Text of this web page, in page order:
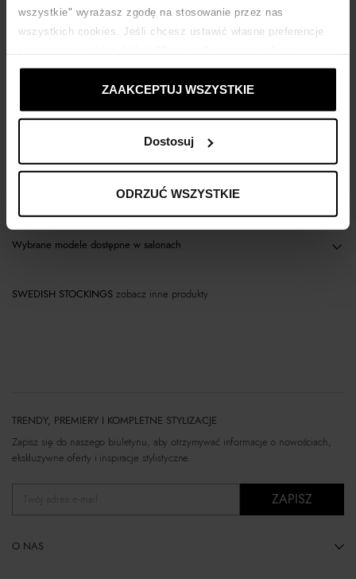
wszystkie" wyrażasz zgodę na stosowanie przez nas
wszystkich cookies. Jeśli chcesz ustawić własne preferencje
ustawienia prywatności.
ZAAKCEPTUJ WSZYSTKIE
Dostosuj
ODRZUĆ WSZYSTKIE
+64 punktówzyskujesz w Klubie Korzyści
Kup teraz, Zapłać później!
Wybrane modele dostępne w salonach
SWEDISH STOCKINGS zobacz inne produkty
TRENDY, PREMIERY I KOMPLETNE STYLIZACJE
Zapisz się do naszego biuletynu, aby otrzymywać informacje o nowościach,
ekskluzywne oferty i inspiracje stylistyczne.
ZAPISZ
O NAS